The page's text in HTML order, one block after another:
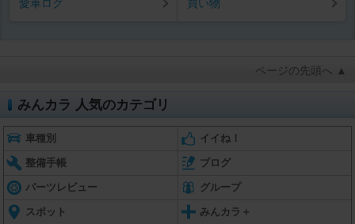
愛車ログ 買い物
ページの先頭へ ▲
みんカラ 人気のカテゴリ
車種別 イイね！
整備手帳 ブログ
パーツレビュー グループ
スポット みんカラ＋